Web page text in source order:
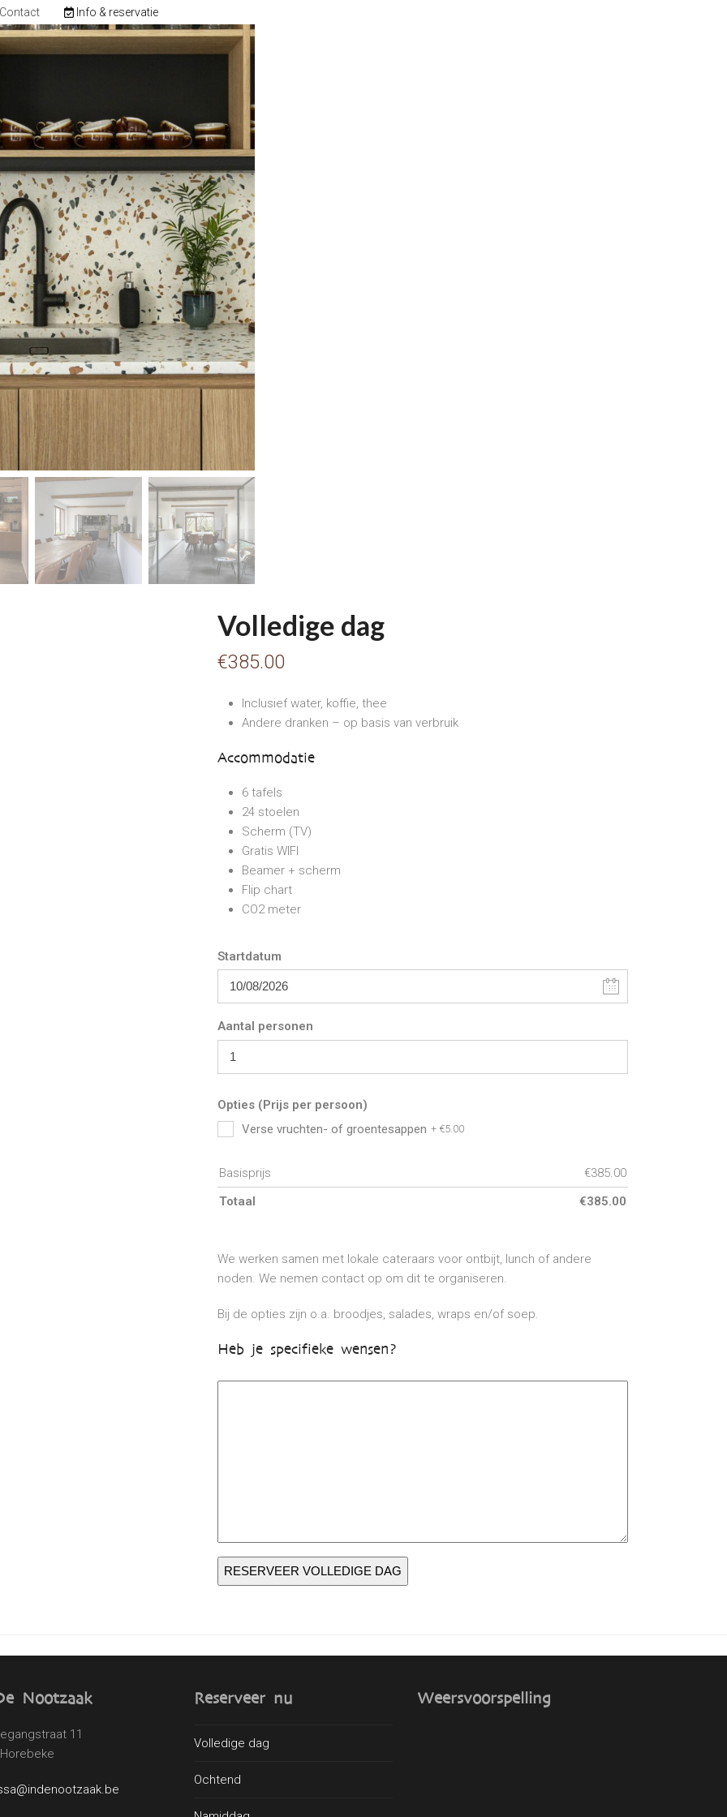
Contact Info & reservatie
Volledige dag
€385.00
Inclusief water, koffie, thee
Andere dranken – op basis van verbruik
Accommodatie
6 tafels
24 stoelen
Scherm (TV)
Gratis WIFI
Beamer + scherm
Flip chart
CO2 meter
Startdatum
Aantal personen
Opties (Prijs per persoon)
Verse vruchten- of groentesappen + €5.00
Basisprijs €385.00
Totaal
€385.00
We werken samen met lokale cateraars voor ontbijt, lunch of andere
noden. We nemen contact op om dit te organiseren.
Bij de opties zijn o.a. broodjes, salades, wraps en/of soep.
Heb je specifieke wensen?
RESERVEER VOLLEDIGE DAG
Nootzaak
11
Reserveer nu
Volledige dag
Ochtend
Weersvoorspelling